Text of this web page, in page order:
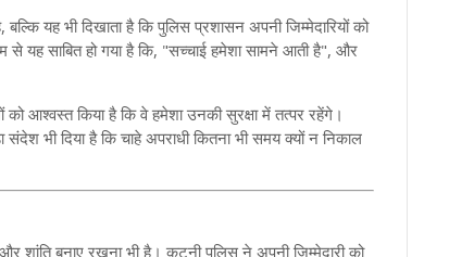
यह भी दिखाता है कि पुलिस प्रशासन अपनी जिम्मेदारियों को
यह साबित हो गया है कि, "सच्चाई हमेशा सामने आती है", और
आश्वस्त किया है कि वे हमेशा उनकी सुरक्षा में तत्पर रहेंगे।
भी दिया है कि चाहे अपराधी कितना भी समय क्यों न निकाल
शांति बनाए रखना भी है। कटनी पुलिस ने अपनी जिम्मेदारी को